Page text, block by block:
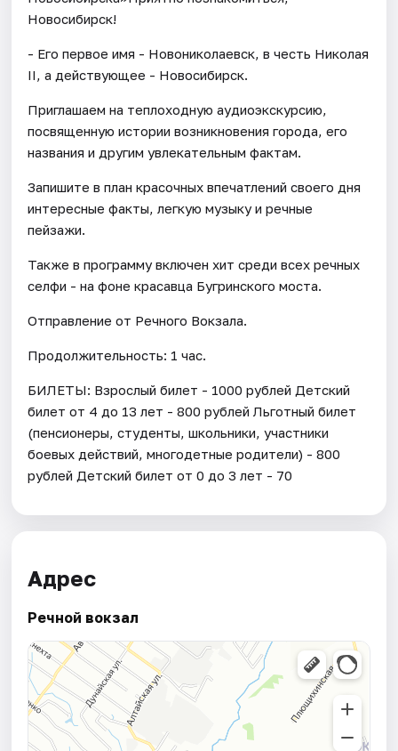
Новосибирск!
- Его первое имя - Новониколаевск, в честь Николая
II, а действующее - Новосибирск.
Приглашаем на теплоходную аудиоэкскурсию,
посвященную истории возникновения города, его
названия и другим увлекательным фактам.
Запишите в план красочных впечатлений своего дня
интересные факты, легкую музыку и речные
пейзажи.
​Также в программу включен хит среди всех речных
селфи - на фоне красавца Бугринского моста.
Отправление от Речного Вокзала.
Продолжительность: 1 час.
БИЛЕТЫ: Взрослый билет - 1000 рублей Детский
билет от 4 до 13 лет - 800 рублей Льготный билет
(пенсионеры, студенты, школьники, участники
боевых действий, многодетные родители) - 800
рублей Детский билет от 0 до 3 лет - 70
Адрес
Речной вокзал